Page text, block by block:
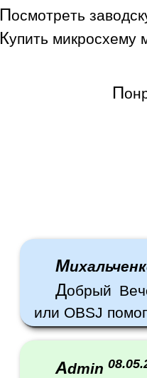
Посмотреть
Купить микросхему
П
М
Добрый
или OBSJ
Admin